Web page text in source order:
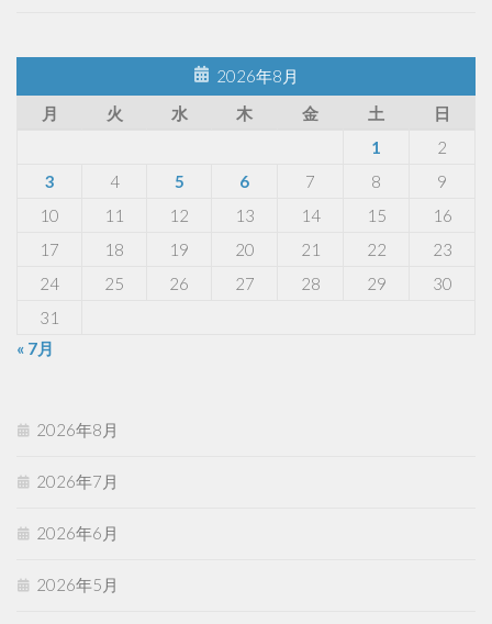
2026年8月
月
火 水 木 金 土
日
1
2
3
4 5 6 7 8
9
10
11 12 13 14 15
16
17
18 19 20 21 22
23
24
25 26 27 28 29
30
31
« 7月
2026年8月
2026年7月
2026年6月
2026年5月